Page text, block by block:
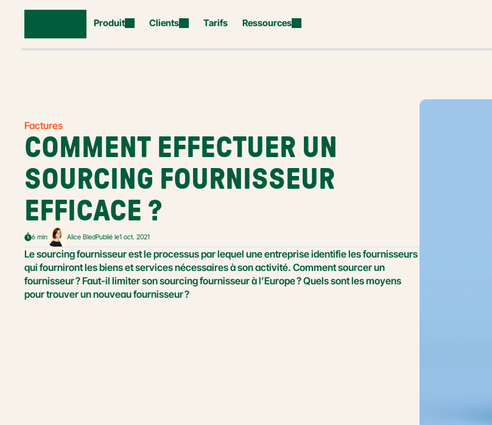
Produit Clients Tarifs Ressources
Factures
COMMENT EFFECTUER UN
SOURCING FOURNISSEUR
EFFICACE ?
6 min Alice BledPublié le1 oct. 2021
Le sourcing fournisseur est le processus par lequel une entreprise identifie les fournisseurs
qui fourniront les biens et services nécessaires à son activité. Comment sourcer un
fournisseur ? Faut-il limiter son sourcing fournisseur à l’Europe ? Quels sont les moyens
pour trouver un nouveau fournisseur ?